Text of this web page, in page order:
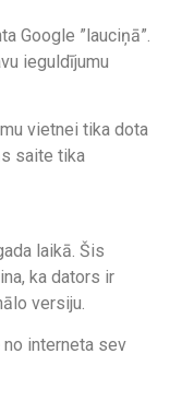
Google ”lauciņā”.
ieguldījumu
vietnei tika dota
saite tika
laikā. Šis
ka dators ir
versiju.
interneta sev